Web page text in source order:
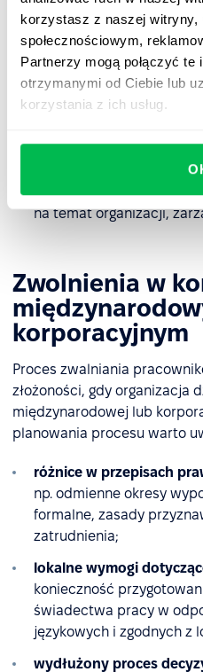
korzystasz z naszej witryny,
społecznościowym,
Partnerzy mogą połączyć
otrzymanymi od Ciebie lub
korzystania z ich usług.
kont i uprawnień w
dokumentów firmowych.
Ustal, które zadania
Pracownik może
podsumowującą, aby
na temat organizacji,
Zwolnienia w
korporacyjnym
Proces zwalniania
złożoności, gdy organizacja
międzynarodowej lub
planowania procesu warto
różnice w przepisach
np. odmienne okresy
formalne, zasady
zatrudnienia;
lokalne wymogi
konieczność
świadectwa pracy w
językowych i zgodnych z
wydłużony proces